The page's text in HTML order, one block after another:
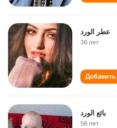
عطر الورد
36 лет
بائع الورد
56 лет